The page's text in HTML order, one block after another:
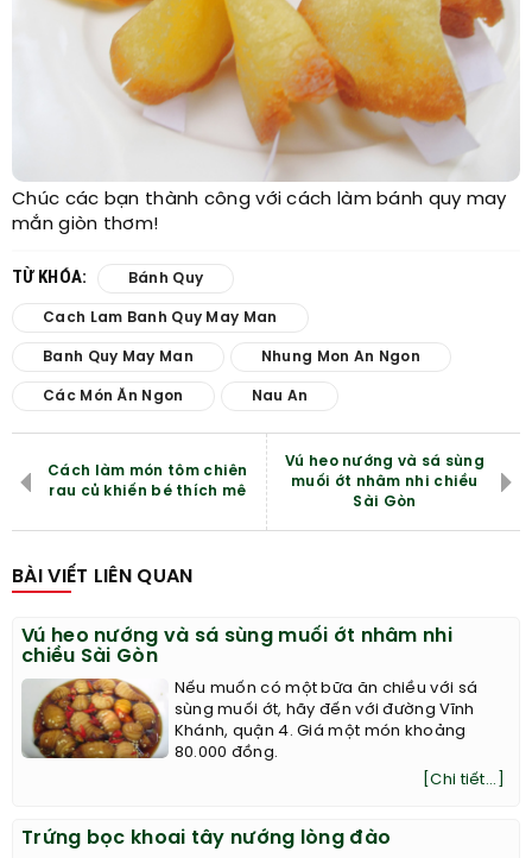
Chúc các bạn thành công với cách làm bánh quy may
mắn giòn thơm!
TỪ KHÓA: Bánh Quy
Cach Lam Banh Quy May Man
Banh Quy May Man Nhung Mon An Ngon
Các Món Ăn Ngon Nau An
Cách làm món tôm chiên
rau củ khiến bé thích mê
Vú heo nướng và sá sùng
muối ớt nhâm nhi chiều
Sài Gòn
BÀI VIẾT LIÊN QUAN
Vú heo nướng và sá sùng muối ớt nhâm nhi
chiều Sài Gòn
Nếu muốn có một bữa ăn chiều với sá
sùng muối ớt, hãy đến với đường Vĩnh
Khánh, quận 4. Giá một món khoảng
80.000 đồng.
[Chi tiết...]
Trứng bọc khoai tây nướng lòng đào